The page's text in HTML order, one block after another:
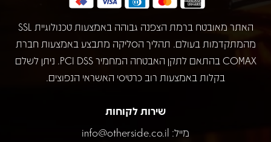
האתר מאובטח ברמת הצפנה גבוהה באמצעות טכנולוגיית SSL
מהמתקדמות בעולם. תהליך הסליקה מתבצע באמצעות חברת
COMAX בהתאם לתקן האבטחה המחמיר PCI DSS. ניתן לשלם
בקלות באמצעות רוב כרטיסי האשראי הנפוצים.
שירות לקוחות
מייל: info@otherside.co.il